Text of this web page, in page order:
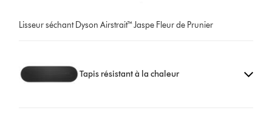
Lisseur séchant Dyson Airstrait™ Jaspe Fleur de Prunier
Tapis résistant à la chaleur